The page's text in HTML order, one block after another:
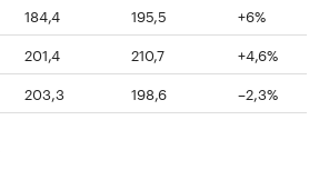
184,4 195,5
+6%
201,4 210,7
+4,6%
203,3 198,6 –2,3%